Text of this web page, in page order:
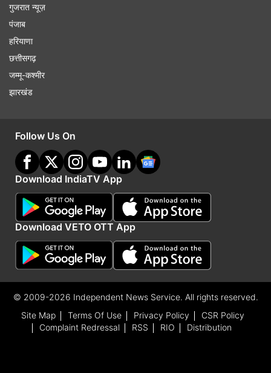
एनसीपी के दोनों गुट ने बुलाई थी अहम बैठक
बुधवार को मुंबई में नेशनलिस्ट कांग्रेस पार्टी, एनसीपी के दोनों
का ऐलान किया था, जिससे सियासी हलकों में हलचल तेज हो
गई। हालांकि, सुनेत्रा पवार गुट ने फिलहाल अपनी प्रस्तावित
बैठक को टाल दिया है। वहीं, दूसरी ओर शरद पवार ने सुबह
11 बजे वाई. बी. चव्हाण सेंटर में अपने गुट की महत्वपूर्ण बैठक
बुलाई है, जिसमें मौजूदा राजनीतिक हालात और आगे की
रणनीति पर चर्चा होने की संभावना है।
Advertisement
गुजरात न्यूज़
पंजाब
हरियाणा
छत्तीसगढ़
जम्मू-कश्मीर
झारखंड
Follow Us On
Download IndiaTV App
Download VETO OTT App
© 2009-2026 Independent News Service. All rights reserved.
Site Map
Terms Of Use Privacy Policy
CSR Policy
Complaint Redressal
RSS RIO Distribution